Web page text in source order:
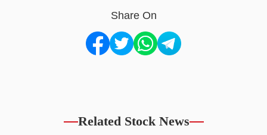
Share On
Related Stock News